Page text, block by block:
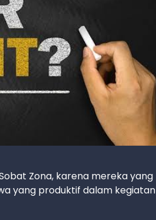
Zona, karena mereka yang
yang produktif dalam kegiatan